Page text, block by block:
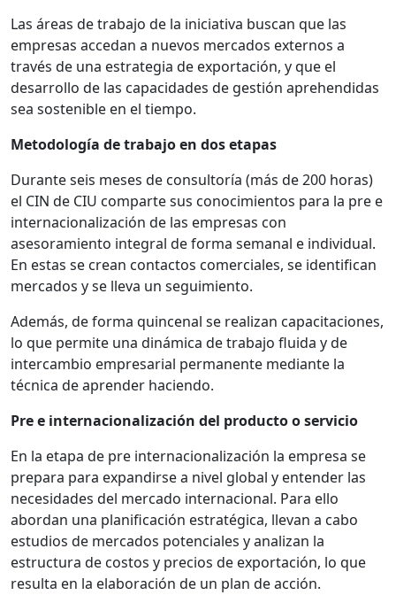
Las áreas de trabajo de la iniciativa buscan que las
empresas accedan a nuevos mercados externos a
través de una estrategia de exportación, y que el
desarrollo de las capacidades de gestión aprehendidas
sea sostenible en el tiempo.
Metodología de trabajo en dos etapas
Durante seis meses de consultoría (más de 200 horas)
el CIN de CIU comparte sus conocimientos para la pre e
internacionalización de las empresas con
asesoramiento integral de forma semanal e individual.
En estas se crean contactos comerciales, se identifican
mercados y se lleva un seguimiento.
Además, de forma quincenal se realizan capacitaciones,
lo que permite una dinámica de trabajo fluida y de
intercambio empresarial permanente mediante la
técnica de aprender haciendo.
Pre e internacionalización del producto o servicio
En la etapa de pre internacionalización la empresa se
prepara para expandirse a nivel global y entender las
necesidades del mercado internacional. Para ello
abordan una planificación estratégica, llevan a cabo
estudios de mercados potenciales y analizan la
estructura de costos y precios de exportación, lo que
resulta en la elaboración de un plan de acción.